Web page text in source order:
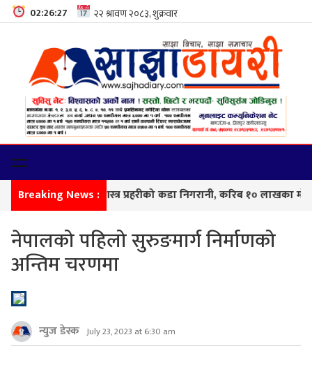
02:26:27
Breaking News :
सीमा नाकामा सशस्त्र प्रहरीको कडा निगरानी, करिब १० लाखका
नेपालको पहिलो सुरुङमार्ग निर्माणको
अन्तिम चरणमा
न्युज डेस्क July 23, 2023 at 6:30 am